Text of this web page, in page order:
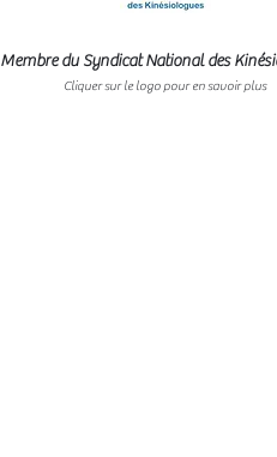
Membre du Syndicat National des
Cliquer sur le logo pour en savoir plus